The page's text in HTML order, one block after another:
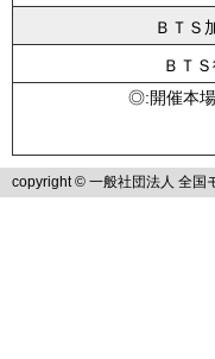
ＢＴＳ
ＢＴ
◎:開催本
copyright © 一般社団法人 全国